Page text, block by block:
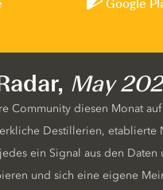
Google
May
Community diesen Monat
Destillerien, etablierte
ein Signal aus den Daten
und sich eine eigene